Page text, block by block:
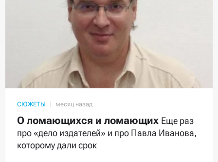
СЮЖЕТЫ
О ломающихся и ломающих Еще раз
про «дело издателей» и про Павла Иванова,
которому дали срок